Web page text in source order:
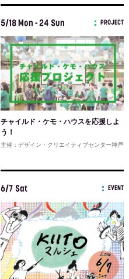
5/18 Mon - 24 Sun PROJECT
チャイルド・ケモ・ハウスを応援しよ
う！
主催：デザイン・クリエイティブセンター神戸
6/7 Sat EVENT